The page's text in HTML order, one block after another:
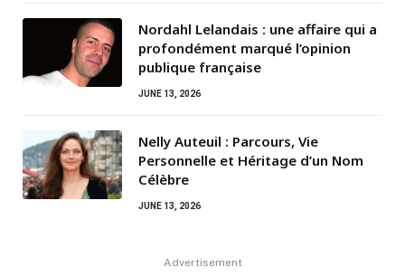
Nordahl Lelandais : une affaire qui a
profondément marqué l’opinion
publique française
JUNE 13, 2026
Nelly Auteuil : Parcours, Vie
Personnelle et Héritage d’un Nom
Célèbre
JUNE 13, 2026
Advertisement